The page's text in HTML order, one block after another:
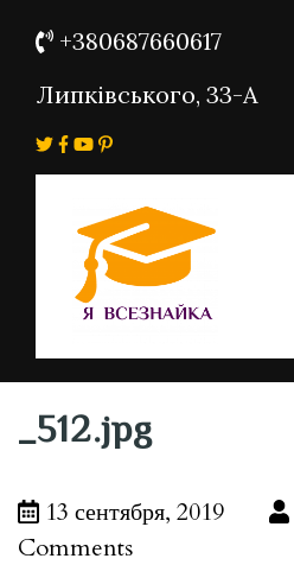
+380687660617
Липківського, 33-А
_512.jpg
13 сентября, 2019
Comments